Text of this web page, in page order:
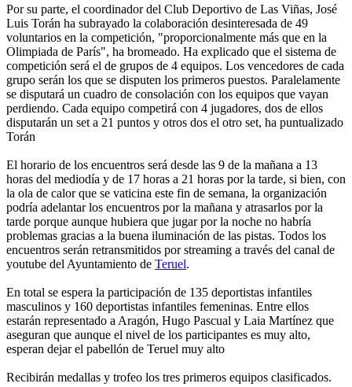
Por su parte, el coordinador del Club Deportivo de Las Viñas, José
Luis Torán ha subrayado la colaboración desinteresada de 49
voluntarios en la competición, "proporcionalmente más que en la
Olimpiada de París", ha bromeado. Ha explicado que el sistema de
competición será el de grupos de 4 equipos. Los vencedores de cada
grupo serán los que se disputen los primeros puestos. Paralelamente
se disputará un cuadro de consolación con los equipos que vayan
perdiendo. Cada equipo competirá con 4 jugadores, dos de ellos
disputarán un set a 21 puntos y otros dos el otro set, ha puntualizado
Torán
El horario de los encuentros será desde las 9 de la mañana a 13
horas del mediodía y de 17 horas a 21 horas por la tarde, si bien, con
la ola de calor que se vaticina este fin de semana, la organización
podría adelantar los encuentros por la mañana y atrasarlos por la
tarde porque aunque hubiera que jugar por la noche no habría
problemas gracias a la buena iluminación de las pistas. Todos los
encuentros serán retransmitidos por streaming a través del canal de
youtube del Ayuntamiento de Teruel.
En total se espera la participación de 135 deportistas infantiles
masculinos y 160 deportistas infantiles femeninas. Entre ellos
estarán representado a Aragón, Hugo Pascual y Laia Martínez que
aseguran que aunque el nivel de los participantes es muy alto,
esperan dejar el pabellón de Teruel muy alto
Recibirán medallas y trofeo los tres primeros equipos clasificados.